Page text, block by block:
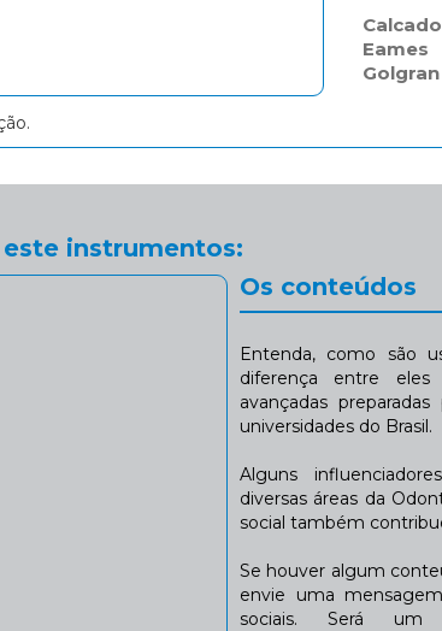
Eames
Golgran
instrumentos:
Os conteúdos
Entenda, como são
diferença entre
avançadas
universidades do Brasil.
Alguns
diversas áreas da
social também
Se houver algum
envie uma
sociais. Será um